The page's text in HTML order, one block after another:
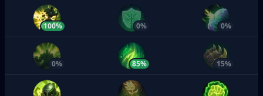
100% 0% 0%
0% 85% 15%